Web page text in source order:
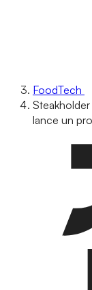
FoodTech
lance un